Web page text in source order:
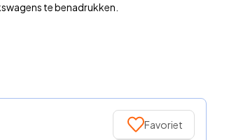
te benadrukken.
Favoriet